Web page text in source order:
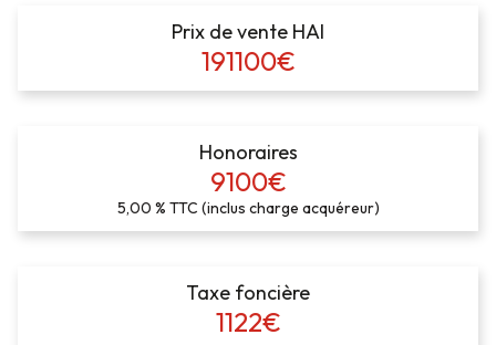
Prix de vente HAI
191100€
Honoraires
9100€
5,00 % TTC (inclus charge acquéreur)
Taxe foncière
1122€